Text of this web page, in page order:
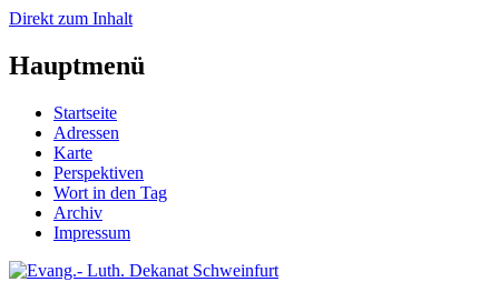
Direkt zum Inhalt
Hauptmenü
Startseite
Adressen
Karte
Perspektiven
Wort in den Tag
Archiv
Impressum